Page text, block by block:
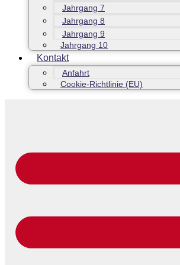
Jahrgang 7
Jahrgang 8
Jahrgang 9
Jahrgang 10
Kontakt
Anfahrt
Cookie-Richtlinie (EU)